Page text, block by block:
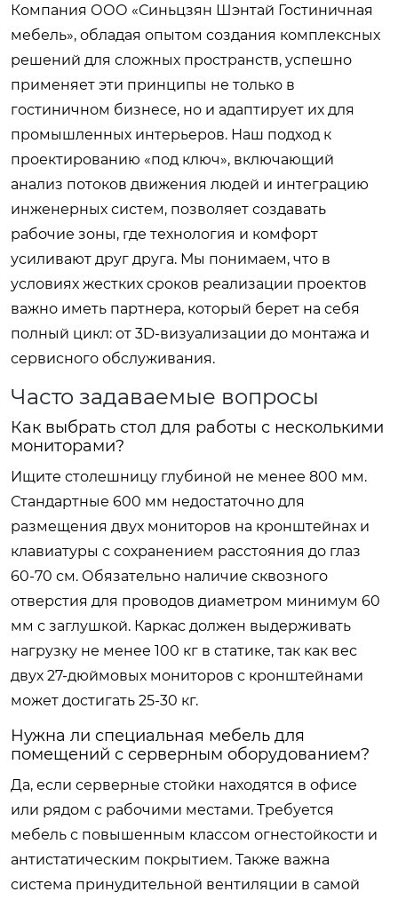
Компания ООО «Синьцзян Шэнтай Гостиничная
мебель», обладая опытом создания комплексных
решений для сложных пространств, успешно
применяет эти принципы не только в
гостиничном бизнесе, но и адаптирует их для
промышленных интерьеров. Наш подход к
проектированию «под ключ», включающий
анализ потоков движения людей и интеграцию
инженерных систем, позволяет создавать
рабочие зоны, где технология и комфорт
усиливают друг друга. Мы понимаем, что в
условиях жестких сроков реализации проектов
важно иметь партнера, который берет на себя
полный цикл: от 3D-визуализации до монтажа и
сервисного обслуживания.
Часто задаваемые вопросы
Как выбрать стол для работы с несколькими
мониторами?
Ищите столешницу глубиной не менее 800 мм.
Стандартные 600 мм недостаточно для
размещения двух мониторов на кронштейнах и
клавиатуры с сохранением расстояния до глаз
60-70 см. Обязательно наличие сквозного
отверстия для проводов диаметром минимум 60
мм с заглушкой. Каркас должен выдерживать
нагрузку не менее 100 кг в статике, так как вес
двух 27-дюймовых мониторов с кронштейнами
может достигать 25-30 кг.
Нужна ли специальная мебель для
помещений с серверным оборудованием?
Да, если серверные стойки находятся в офисе
или рядом с рабочими местами. Требуется
мебель с повышенным классом огнестойкости и
антистатическим покрытием. Также важна
система принудительной вентиляции в самой